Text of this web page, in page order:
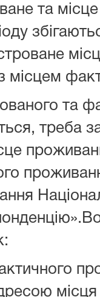
та
місцем
та
треба